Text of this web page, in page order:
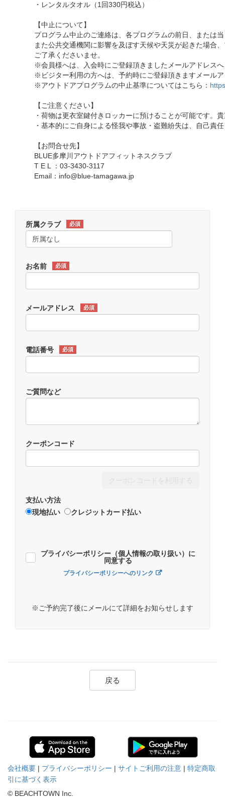
・レンタルタオル（1回330円税込）
【中止について】
プログラム中止のご連絡は、各プログラムの前日、または
また公共交通機関に影響を及ぼす天候や天災が起きた場合
ご了承くださいませ。
※会員様へは、入会時にご登録頂きましたメールアドレス
※ビジター利用の方へは、予約時にご登録頂きますメール
※アウトドアプログラムの中止基準についてはこちら：
【ご注意ください】
・荷物は更衣室鍵付きロッカーに預けることが可能です。
・基本的にご自身による怪我や事故・盗難紛失は、自己責
【お問合せ先】
BLUE多摩川アウトドアフィットネスクラブ
T E L ：03-3430-3117
Email：info@blue-tamagawa.jp
所属クラブ 必須
お名前 必須
メールアドレス 必須
電話番号 必須
ご質問など
クーポンコード
支払い方法
現地払い
クレジットカード払い
プライバシーポリシー（個人情報の取り扱い）に
同意する
プライバシーポリシーへのリンク
※ご予約完了後にメールにて詳細をお知らせします
戻る
会社概要 | プライバシーポリシー | サイトご利用の注意 | 特定商取
引に基づく表示
© BEACHTOWN Inc.